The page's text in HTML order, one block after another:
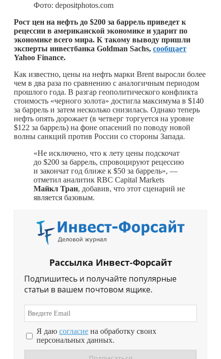
Фото: depositphotos.com
Рост цен на нефть до $200 за баррель приведет к
рецессии в американской экономике и ударит по
экономике всего мира. К такому выводу пришли
эксперты инвестбанка Goldman Sachs, сообщает
Yahoo Finance.
Как известно, цены на нефть марки Brent выросли более
чем в два раза по сравнению с аналогичным периодом
прошлого года. В разгар геополитического конфликта
стоимость «черного золота» достигла максимума в $140
за баррель и затем несколько снизилась. Однако теперь
нефть опять дорожает (в четверг торгуется на уровне
$122 за баррель) на фоне опасений по поводу новой
волны санкций против России со стороны Запада.
«Не исключено, что к лету цены подскочат
до $200 за баррель, спровоцируют рецессию
и закончат год ближе к $50 за баррель», —
отметил аналитик RBC Capital Markets
Майкл Тран, добавив, что этот сценарий не
является базовым.
Рассылка Инвест-Форсайт
Подпишитесь и получайте популярные
статьи в вашем почтовом ящике.
Я даю согласие на обработку своих
персональных данных.